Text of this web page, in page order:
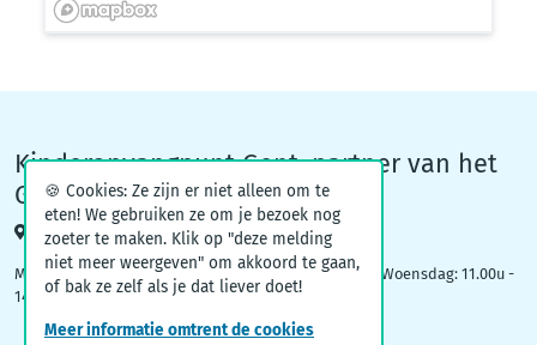
Kinderopvangpunt Gent, partner van het
Groeiteam
Woodrow Wilsonplein 1, 9000 Gent
Maandag: 09.00u – 12.30u | Dinsdag: 16.30u - 19.00u | Woensdag: 11.00u -
14.00u
🍪 Cookies: Ze zijn er niet alleen om te
eten! We gebruiken ze om je bezoek nog
zoeter te maken. Klik op "deze melding
niet meer weergeven" om akkoord te gaan,
of bak ze zelf als je dat liever doet!
Meer informatie omtrent de cookies